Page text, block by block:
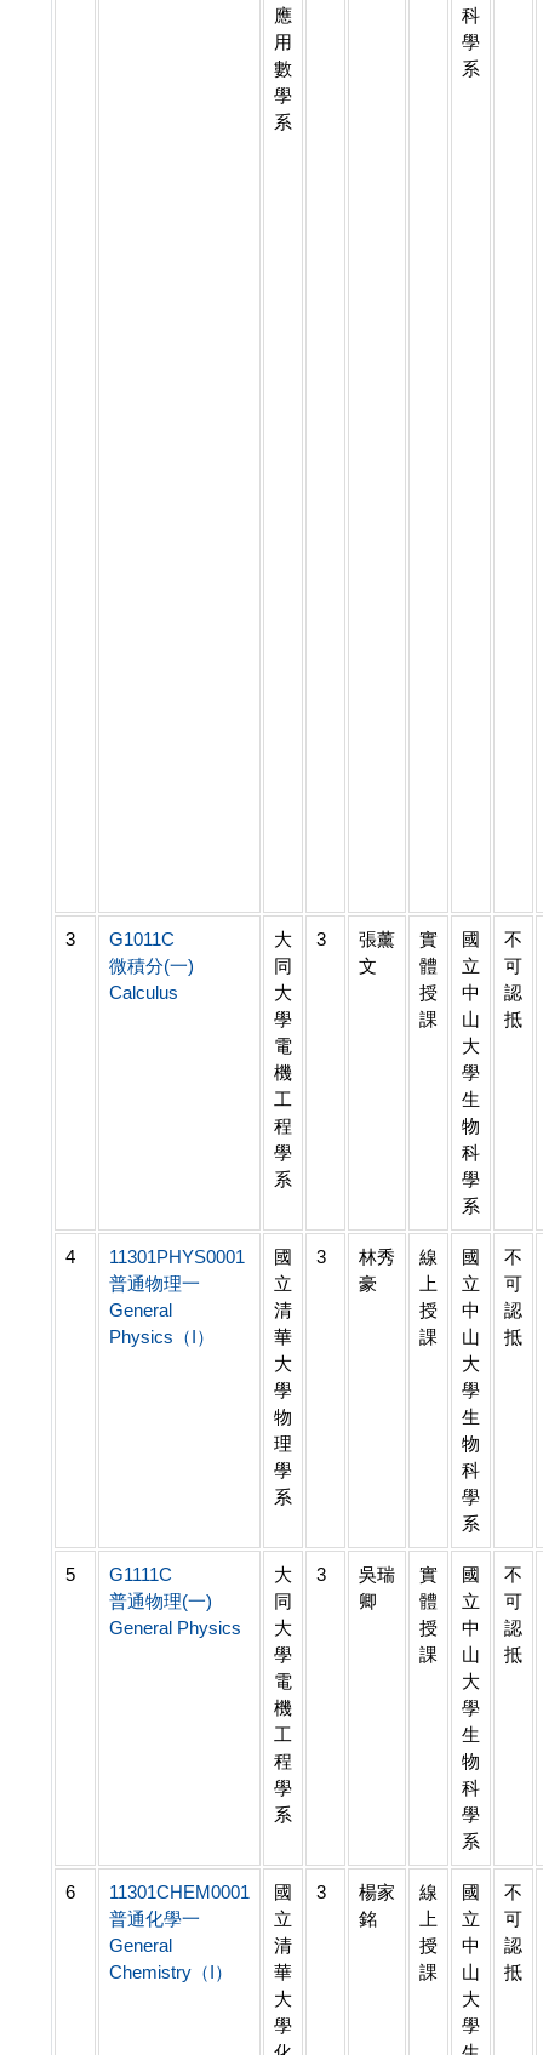
應
用
數
學
系
科
學
系
3
G1011C
微積分(一)
Calculus
大
同
大
學
電
機
工
程
學
系
3
張薰
文
實
體
授
課
國
立
中
山
大
學
生
物
科
學
系
不
可
認
抵
4
11301PHYS0001
普通物理一
General
Physics（I）
國
立
清
華
大
學
物
理
學
系
3
林秀
豪
線
上
授
課
國
立
中
山
大
學
生
物
科
學
系
不
可
認
抵
5
G1111C
普通物理(一)
General Physics
大
同
大
學
電
機
工
程
學
系
3
吳瑞
卿
實
體
授
課
國
立
中
山
大
學
生
物
科
學
系
不
可
認
抵
6
11301CHEM0001
普通化學一
General
Chemistry（I）
國
立
清
華
大
學
3
楊家
銘
線
上
授
課
國
立
中
山
大
學
不
可
認
抵